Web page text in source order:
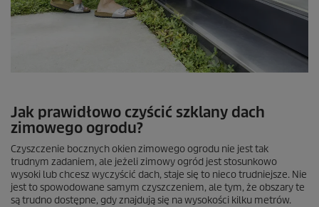
Jak prawidłowo czyścić szklany dach
zimowego ogrodu?
Czyszczenie bocznych okien zimowego ogrodu nie jest tak
trudnym zadaniem, ale jeżeli zimowy ogród jest stosunkowo
wysoki lub chcesz wyczyścić dach, staje się to nieco trudniejsze. Nie
jest to spowodowane samym czyszczeniem, ale tym, że obszary te
są trudno dostępne, gdy znajdują się na wysokości kilku metrów.